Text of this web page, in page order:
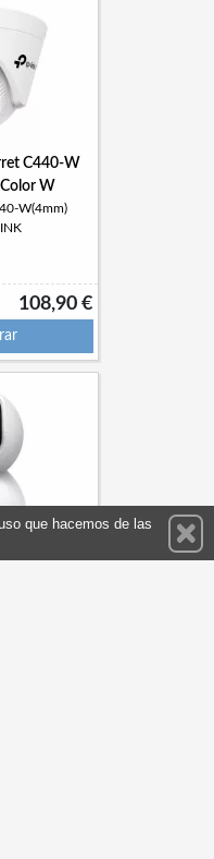
C440-W
W
W(4mm)
108,90 €
que hacemos de las